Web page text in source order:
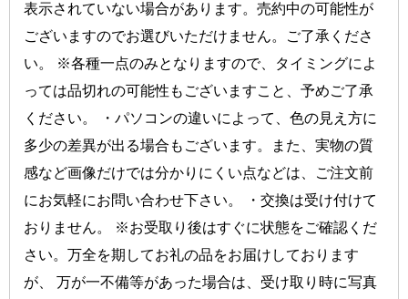
表示されていない場合があります。売約中の可能性が
ございますのでお選びいただけません。ご了承くださ
い。 ※各種一点のみとなりますので、タイミングによ
っては品切れの可能性もございますこと、予めご了承
ください。 ・パソコンの違いによって、色の見え方に
多少の差異が出る場合もございます。また、実物の質
感など画像だけでは分かりにくい点などは、ご注文前
にお気軽にお問い合わせ下さい。 ・交換は受け付けて
おりません。 ※お受取り後はすぐに状態をご確認くだ
さい。万全を期してお礼の品をお届けしております
が、 万が一不備等があった場合は、受け取り時に写真